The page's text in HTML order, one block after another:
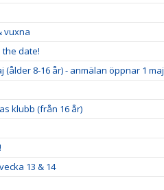
vuxna
the date!
(ålder 8-16 år) - anmälan öppnar 1 maj
klubb (från 16 år)
13 & 14